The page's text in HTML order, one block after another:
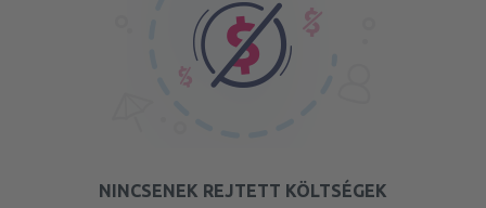
NINCSENEK REJTETT KÖLTSÉGEK